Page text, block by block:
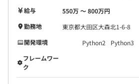
給与
550万 〜 800万円
勤務地
東京都大田区大森北1-6-8
開発環境
Python2 Python3
フレームワー
ク